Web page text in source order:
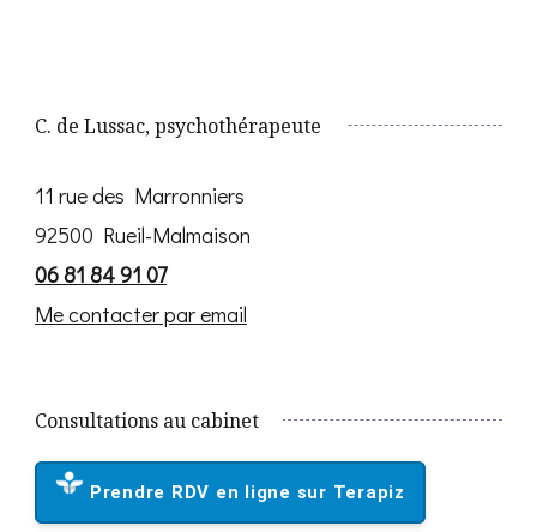
C. de Lussac, psychothérapeute
11 rue des Marronniers
92500 Rueil-Malmaison
06 81 84 91 07
Me contacter par email
Consultations au cabinet
Prendre RDV en ligne sur Terapiz